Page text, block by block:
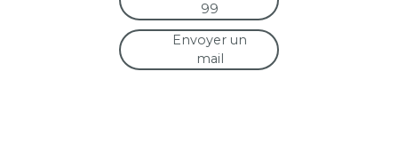
99
Envoyer un
mail